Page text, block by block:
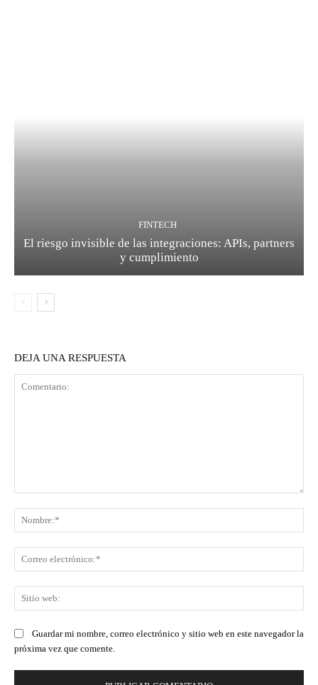
FINTECH
El riesgo invisible de las integraciones: APIs, partners
y cumplimiento
DEJA UNA RESPUESTA
Guardar mi nombre, correo electrónico y sitio web en este navegador la
próxima vez que comente.